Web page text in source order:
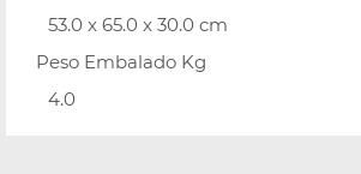
53.0 x 65.0 x 30.0 cm
Peso Embalado Kg
4.0